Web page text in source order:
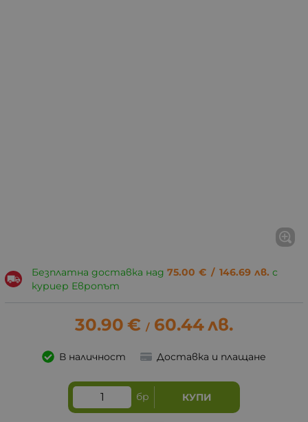
Безплатна доставка над 75.00 € / 146.69 лв. с
куриер Европът
30.90 € / 60.44лв.
В наличност Доставка и плащане
бр КУПИ